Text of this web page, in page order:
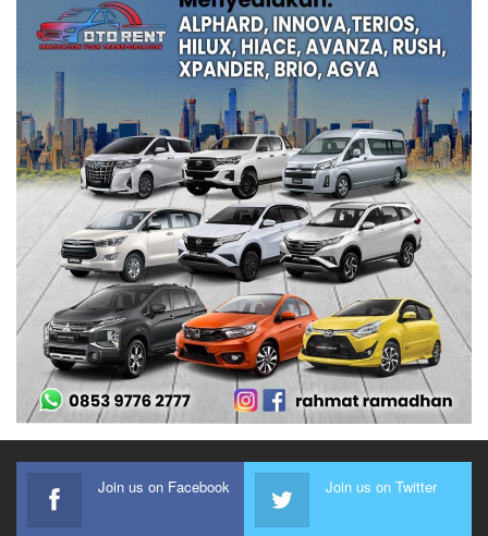
Join us on Facebook Join us on Twitter